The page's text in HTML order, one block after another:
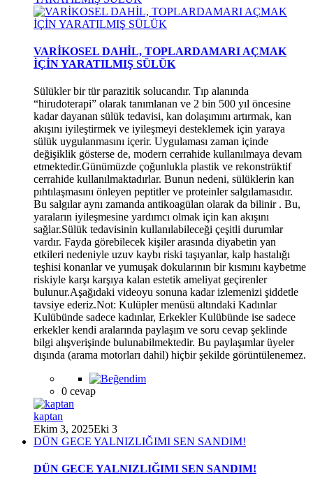
VARİKOSEL DAHİL, TOPLARDAMARI AÇMAK
İÇİN YARATILMIŞ SÜLÜK
Sülükler bir tür parazitik solucandır. Tıp alanında
“hirudoterapi” olarak tanımlanan ve 2 bin 500 yıl öncesine
kadar dayanan sülük tedavisi, kan dolaşımını artırmak, kan
akışını iyileştirmek ve iyileşmeyi desteklemek için yaraya
sülük uygulanmasını içerir. Uygulaması zaman içinde
değişiklik gösterse de, modern cerrahide kullanılmaya devam
etmektedir.Günümüzde çoğunlukla plastik ve rekonstrüktif
cerrahide kullanılmaktadırlar. Bunun nedeni, sülüklerin kan
pıhtılaşmasını önleyen peptitler ve proteinler salgılamasıdır.
Bu salgılar aynı zamanda antikoagülan olarak da bilinir . Bu,
yaraların iyileşmesine yardımcı olmak için kan akışını
sağlar.Sülük tedavisinin kullanılabileceği çeşitli durumlar
vardır. Fayda görebilecek kişiler arasında diyabetin yan
etkileri nedeniyle uzuv kaybı riski taşıyanlar, kalp hastalığı
teşhisi konanlar ve yumuşak dokularının bir kısmını kaybetme
riskiyle karşı karşıya kalan estetik ameliyat geçirenler
bulunur.Aşağıdaki videoyu sonuna kadar izlemenizi şiddetle
tavsiye ederiz.Not: Kulüpler menüsü altındaki Kadınlar
Kulübünde sadece kadınlar, Erkekler Kulübünde ise sadece
erkekler kendi aralarında paylaşım ve soru cevap şeklinde
bilgi alışverişinde bulunabilmektedir. Bu paylaşımlar üyeler
dışında (arama motorları dahil) hiçbir şekilde görüntülenemez.
0 cevap
kaptan
Ekim 3, 2025Eki 3
DÜN GECE YALNIZLIĞIMI SEN SANDIM!
DÜN GECE YALNIZLIĞIMI SEN SANDIM!